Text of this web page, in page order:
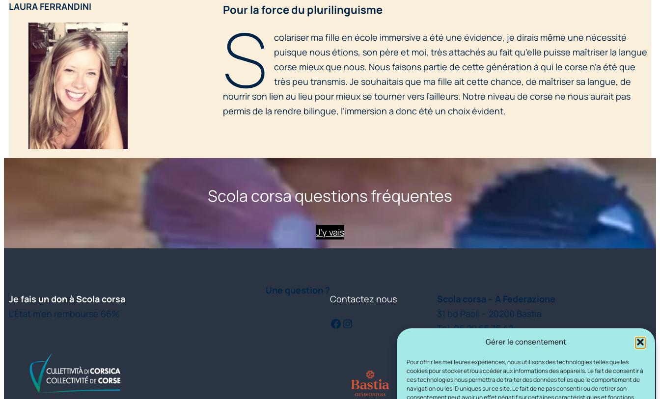
Gérer le consentement
Pour offrir les meilleures expériences, nous utilisons des technologies telles que les
cookies pour stocker et/ou accéder aux informations des appareils. Le fait de consentir à
ces technologies nous permettra de traiter des données telles que le comportement de
navigation ou les ID uniques sur ce site. Le fait de ne pas consentir ou de retirer son
consentement peut avoir un effet négatif sur certaines caractéristiques et fonctions.
LAURA FERRANDINI Pour la force du plurilinguisme
S
colariser ma fille en école immersive a été une évidence, je dirais même une nécessité
puisque nous étions, son père et moi, très attachés au fait qu’elle puisse maîtriser la langue
corse mieux que nous. Nous faisons partie de cette génération à qui le corse n’a été que
très peu transmis. Je souhaitais que ma fille ait cette chance, de maîtriser sa langue, de
nourrir son lien au lieu pour mieux se tourner vers l’ailleurs. Notre niveau de corse ne nous aurait pas
permis de la rendre bilingue, l’immersion a donc été un choix évident.
Scola corsa questions fréquentes
J’y vais
Je fais un don à Scola corsa
L’État m’en rembourse 66%
Une question ?
Contactez nous
Facebook Instagram
Scola corsa – A Federazione
31 bd Paoli – 20200 Bastia
Tel. 06 29 65 76 42